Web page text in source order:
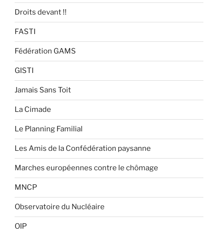
Droits devant !!
FASTI
Fédération GAMS
GISTI
Jamais Sans Toit
La Cimade
Le Planning Familial
Les Amis de la Confédération paysanne
Marches européennes contre le chômage
MNCP
Observatoire du Nucléaire
OIP